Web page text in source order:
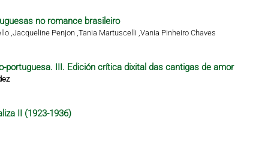
no romance brasileiro
,Jacqueline Penjon ,Tania Martuscelli ,Vania Pinheiro Chaves
portuguesa. III. Edición crítica dixital das cantigas de amor
II (1923-1936)